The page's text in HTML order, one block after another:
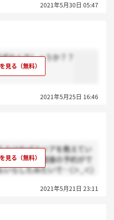
2021年5月30日 05:47
なんでしょうか？？
2021年5月25日 16:46
なければエリアを教えてい
京で二次面接の予約がで
いらしたみたいで…(＞_＜)
2021年5月21日 23:11